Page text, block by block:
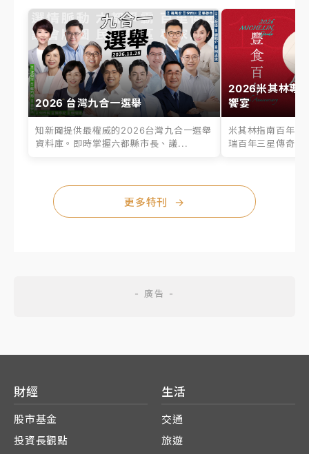
2026 台灣九合一選舉
知新聞提供最權威的2026台灣九合一選舉
資料庫。即時掌握六都縣市長、議...
2026米其林專
饗宴
米其林指南百年之
瑞百年三星傳奇、
更多特刊 →
財經
股市基金
投資長觀點
生活
交通
旅遊